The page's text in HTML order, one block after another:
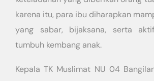
karena itu, para ibu diharapkan
yang sabar, bijaksana, serta
tumbuh kembang anak.
Kepala TK Muslimat NU 04